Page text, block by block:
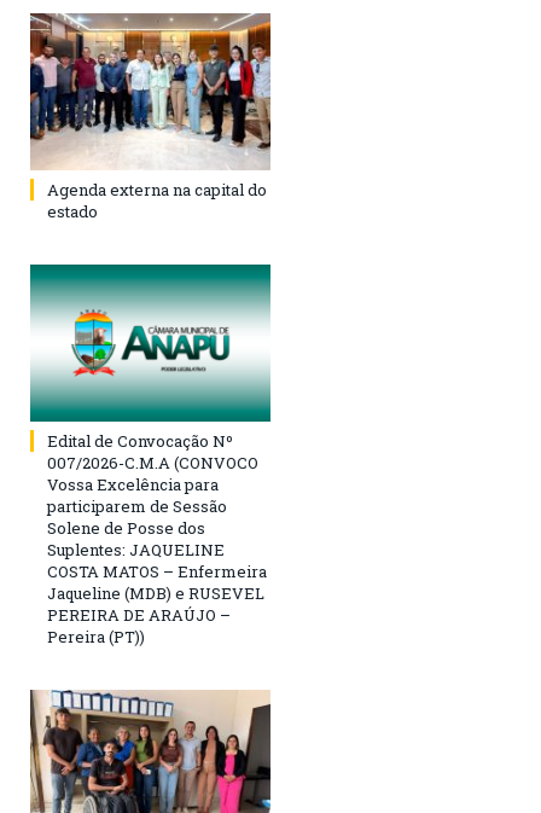
Agenda externa na capital do
estado
Edital de Convocação Nº
007/2026-C.M.A (CONVOCO
Vossa Excelência para
participarem de Sessão
Solene de Posse dos
Suplentes: JAQUELINE
COSTA MATOS – Enfermeira
Jaqueline (MDB) e RUSEVEL
PEREIRA DE ARAÚJO –
Pereira (PT))